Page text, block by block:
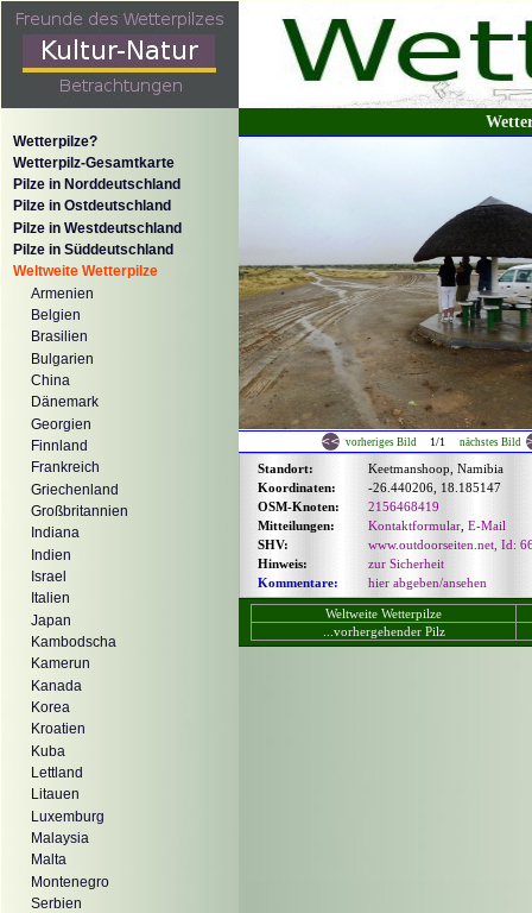
Wetterpilze?
Wetterpilz-Gesamtkarte
Pilze in Norddeutschland
Pilze in Ostdeutschland
Pilze in Westdeutschland
Pilze in Süddeutschland
Weltweite Wetterpilze
Armenien
Belgien
Brasilien
Bulgarien
China
Dänemark
Georgien
Finnland
Frankreich
Griechenland
Großbritannien
Indiana
Indien
Israel
Italien
Japan
Kambodscha
Kamerun
Kanada
Korea
Kroatien
Kuba
Lettland
Litauen
Luxemburg
Malaysia
Malta
Montenegro
Serbien
vorheriges Bild 1/1 nächstes Bild
Standort:
Keetmanshoop, Namibia
Koordinaten:
-26.440206, 18.185147
OSM-Knoten:
2156468419
Mitteilungen:
Kontaktformular E-Mail
SHV:
www.outdoorseiten.net, Id:
Hinweis:
zur Sicherheit
Kommentare:
hier abgeben/ansehen
Weltweite Wetterpilze
...vorhergehender Pilz